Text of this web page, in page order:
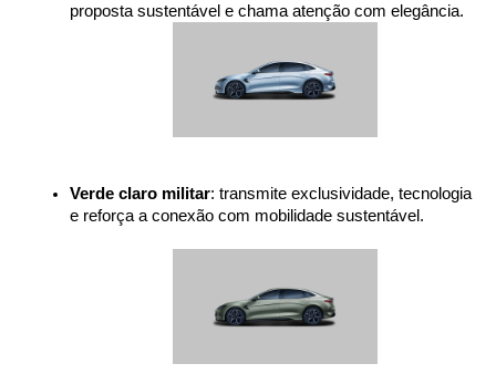
proposta sustentável e chama atenção com elegância.
Verde claro militar: transmite exclusividade, tecnologia
e reforça a conexão com mobilidade sustentável.